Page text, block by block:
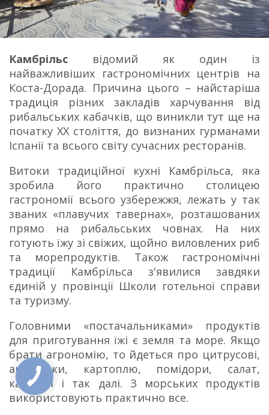
Камбрільс відомий як один із
найважливіших гастрономічних центрів на
Коста-Дорада. Причина цього – найстаріша
традиція різних закладів харчування від
рибальських кабачків, що виникли тут ще на
початку XX століття, до визнаних гурманами
Іспанії та всього світу сучасних ресторанів.
Витоки традиційної кухні Камбрільса, яка
зробила його практично столицею
гастрономії всього узбережжя, лежать у так
званих «плавучих тавернах», розташованих
прямо на рибальських човнах. На них
готують їжу зі свіжих, щойно виловлених риб
та морепродуктів. Також гастрономічні
традиції Камбрільса з'явилися завдяки
єдиній у провінції Школи готельної справи
та туризму.
Головними «постачальниками» продуктів
для приготування їжі є земля та море. Якщо
брати агрономію, то йдеться про цитрусові,
артишоки, картоплю, помідори, салат,
кабачки і так далі. З морських продуктів
використовують практично все.